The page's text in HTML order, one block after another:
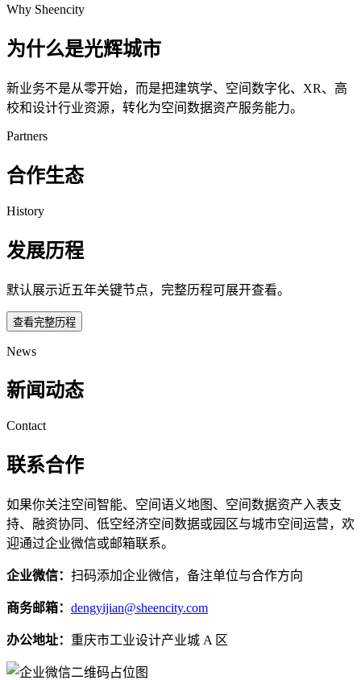
Why Sheencity
为什么是光辉城市
新业务不是从零开始，而是把建筑学、空间数字化、XR、高
校和设计行业资源，转化为空间数据资产服务能力。
Partners
合作生态
History
发展历程
默认展示近五年关键节点，完整历程可展开查看。
查看完整历程
News
新闻动态
Contact
联系合作
如果你关注空间智能、空间语义地图、空间数据资产入表支
持、融资协同、低空经济空间数据或园区与城市空间运营，欢
迎通过企业微信或邮箱联系。
企业微信： 扫码添加企业微信，备注单位与合作方向
商务邮箱： dengyijian@sheencity.com
办公地址： 重庆市工业设计产业城 A 区